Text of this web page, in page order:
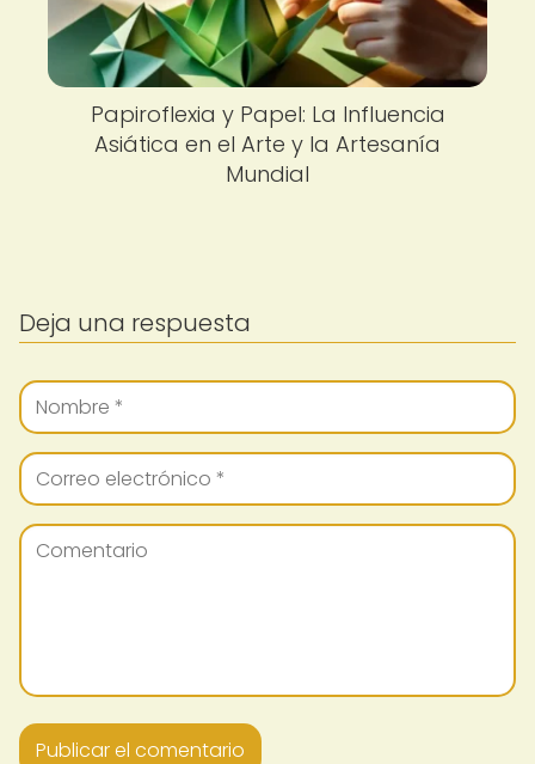
Papiroflexia y Papel: La Influencia
Asiática en el Arte y la Artesanía
Mundial
Deja una respuesta